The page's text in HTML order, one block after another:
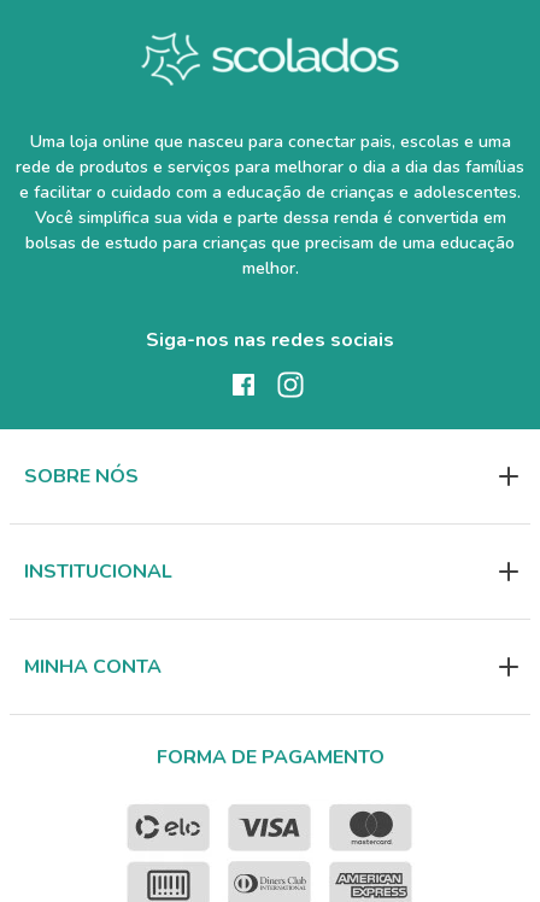
Uma loja online que nasceu para conectar pais, escolas e uma
rede de produtos e serviços para melhorar o dia a dia das famílias
e facilitar o cuidado com a educação de crianças e adolescentes.
Você simplifica sua vida e parte dessa renda é convertida em
bolsas de estudo para crianças que precisam de uma educação
melhor.
Siga-nos nas redes sociais
SOBRE NÓS
INSTITUCIONAL
MINHA CONTA
FORMA DE PAGAMENTO